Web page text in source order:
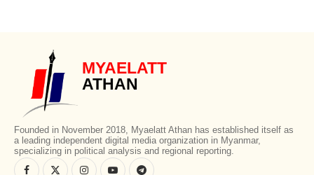
MYAELATT
ATHAN
Founded in November 2018, Myaelatt Athan has established itself as
a leading independent digital media organization in Myanmar,
specializing in political analysis and regional reporting.